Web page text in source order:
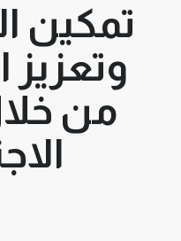
تمكين
وتعزيز
من